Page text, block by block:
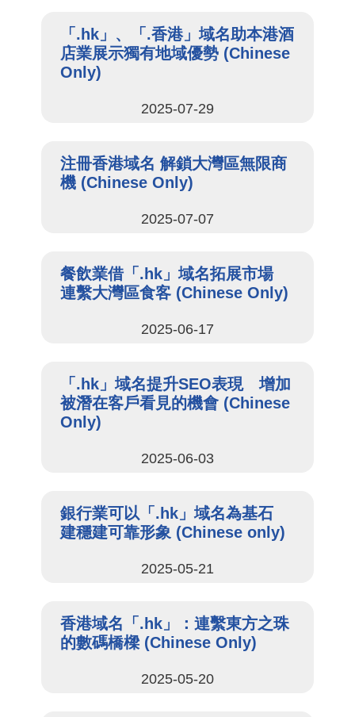
「.hk」、「.香港」域名助本港酒
店業展示獨有地域優勢 (Chinese
Only)
2025-07-29
注冊香港域名 解鎖大灣區無限商
機 (Chinese Only)
2025-07-07
餐飲業借「.hk」域名拓展市場
連繫大灣區食客 (Chinese Only)
2025-06-17
「.hk」域名提升SEO表現 增加
被潛在客戶看見的機會 (Chinese
Only)
2025-06-03
銀行業可以「.hk」域名為基石
建穩建可靠形象 (Chinese only)
2025-05-21
香港域名「.hk」：連繫東方之珠
的數碼橋樑 (Chinese Only)
2025-05-20